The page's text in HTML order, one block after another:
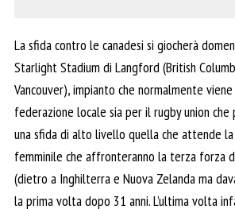
La sfida contro le canadesi si giocherà
Starlight Stadium di Langford (British
Vancouver), impianto che normalmente
federazione locale sia per il rugby union che
una sfida di alto livello quella che attende
femminile che affronteranno la terza forza
(dietro a Inghilterra e Nuova Zelanda ma
la prima volta dopo 31 anni. L’ultima volta